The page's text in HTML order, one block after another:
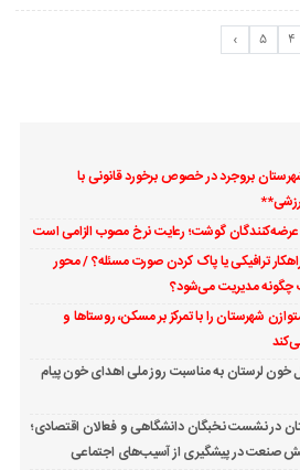
4
5
›
بروجرد در خصوص برخورد قانونی با
عرضه‌کنندگان گوشت؛ رعایت نرخ مصوب الزامی است
ترافیکی یا پاک کردن صورت مسئله؟ / محور
چگونه مدیریت می‌شود؟
شهرستان را با تمرکز بر مسکن، روستاها و
خون لرستان به مناسبت روز ملی اهدای خون پیام
در نشست نخبگان دانشگاهی و فعالان اقتصادی؛
صنعت در پیشگیری از آسیب‌های اجتماعی